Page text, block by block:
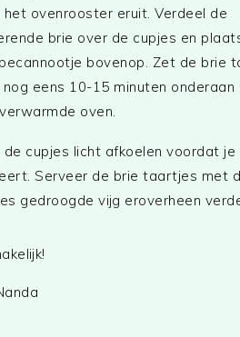
het ovenrooster eruit. Verdeel de
brie over de cupjes en
bovenop. Zet de brie
eens 10-15 minuten onderaan
oven.
de cupjes licht afkoelen voordat je
Serveer de brie taartjes met
gedroogde vijg eroverheen